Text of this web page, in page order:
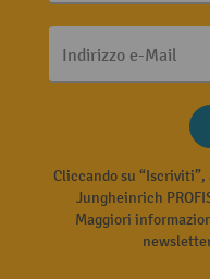
Indirizzo e-Mail
Cliccando su
Jungheinrich
Maggiori